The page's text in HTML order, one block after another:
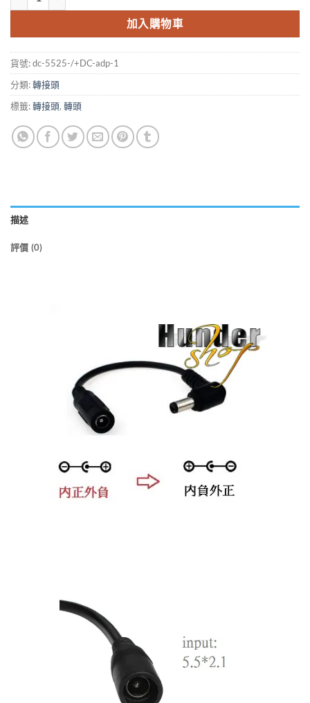
加入購物車
貨號:dc-5525-/+DC-adp-1
分類:轉接頭
標籤:轉接頭, 轉頭
描述
評價 (0)